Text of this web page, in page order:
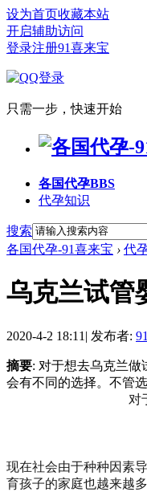
设为首页收藏本站
开启辅助访问
登录注册91喜来宝
只需一步，快速开始
各国代孕BBS
代孕知识
搜索
各国代孕-91喜来宝 › 代
乌克兰试管
2020-4-2 18:11 | 发布者:
摘要: 对于想去乌克兰
会有不同的选择。不管
对
现在社会由于种种因素
育孩子的家庭也越来越多